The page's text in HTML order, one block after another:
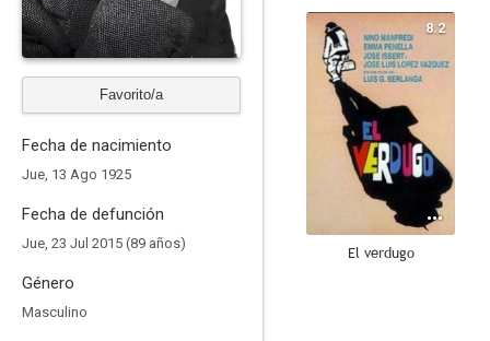
Favorito/a
Fecha de nacimiento
Jue, 13 Ago 1925
Fecha de defunción
Jue, 23 Jul 2015 (89 años)
Género
Masculino
8.2
El verdugo